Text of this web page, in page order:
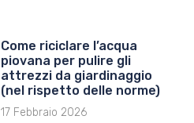
Come riciclare l’acqua
piovana per pulire gli
attrezzi da giardinaggio
(nel rispetto delle norme)
17 Febbraio 2026